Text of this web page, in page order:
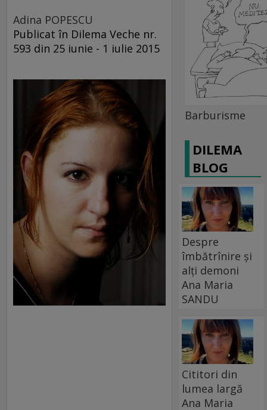
Adina POPESCU
Publicat în Dilema Veche nr.
593 din 25 iunie - 1 iulie 2015
Barburisme
DILEMA
BLOG
Despre
îmbătrînire și
alți demoni
Ana Maria
SANDU
Cititori din
lumea largă
Ana Maria